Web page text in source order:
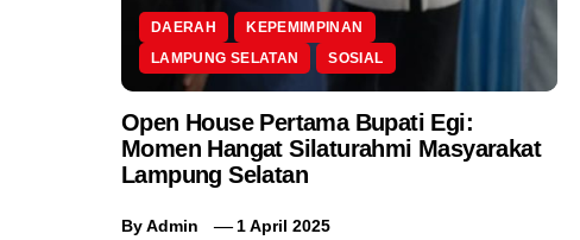
DAERAH
KEPEMIMPINAN
LAMPUNG SELATAN
SOSIAL
Open House Pertama Bupati Egi:
Momen Hangat Silaturahmi Masyarakat
Lampung Selatan
ByAdmin 1 April 2025